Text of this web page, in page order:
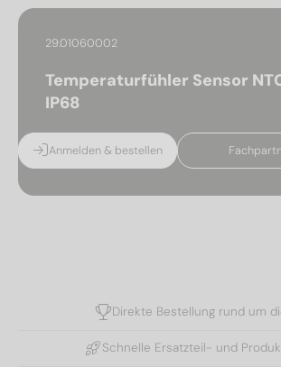
29.01060002
Temperaturfühler Sensor
IP68
Anmelden & bestellen
Direkte Bestellung rund um
Schnelle Ersatzteil- und